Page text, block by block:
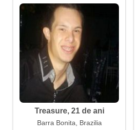
Treasure, 21 de ani
Barra Bonita, Brazilia